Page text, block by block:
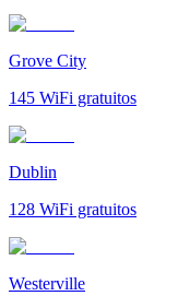
Grove City
145 WiFi gratuitos
Dublin
128 WiFi gratuitos
Westerville